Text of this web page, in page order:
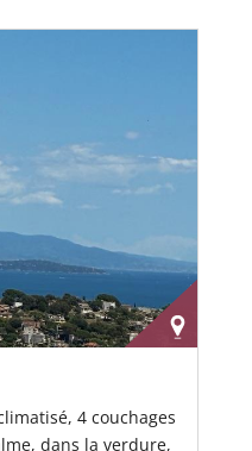
4 couchages
dans la verdure,